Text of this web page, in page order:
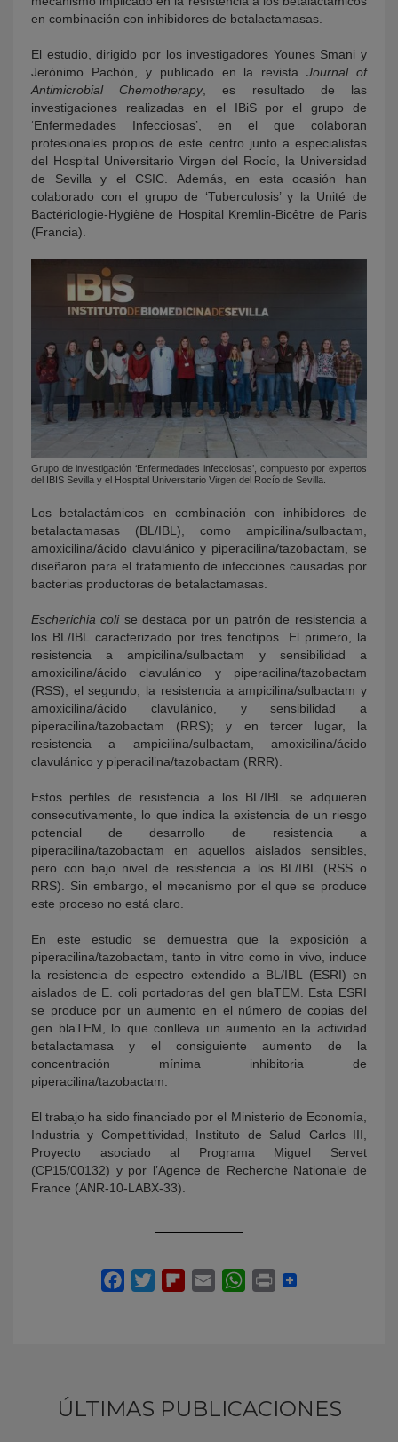
en combinación con inhibidores de betalactamasas.
El estudio, dirigido por los investigadores Younes Smani y
Jerónimo Pachón, y publicado en la revistaJournal of
Antimicrobial Chemotherapy, es resultado de las
investigaciones realizadas en el IBiS por el grupo de
‘Enfermedades Infecciosas’, en el que colaboran
profesionales propios de este centro junto a especialistas
del Hospital Universitario Virgen del Rocío, la Universidad
de Sevilla y el CSIC. Además, en esta ocasión han
colaborado con el grupo de ‘Tuberculosis’ y la Unité de
Bactériologie-Hygiène de Hospital Kremlin-Bicêtre de Paris
(Francia).
Grupo de investigación ‘Enfermedades infecciosas’, compuesto por expertos
del IBIS Sevilla y el Hospital Universitario Virgen del Rocío de Sevilla.
Los betalactámicos en combinación con inhibidores de
betalactamasas (BL/IBL), como ampicilina/sulbactam,
amoxicilina/ácido clavulánico y piperacilina/tazobactam, se
diseñaron para el tratamiento de infecciones causadas por
bacterias productoras de betalactamasas.
Escherichia colise destaca por un patrón de resistencia a
los BL/IBL caracterizado por tres fenotipos. El primero, la
resistencia a ampicilina/sulbactam y sensibilidad a
amoxicilina/ácido clavulánico y piperacilina/tazobactam
(RSS); el segundo, la resistencia a ampicilina/sulbactam y
amoxicilina/ácido clavulánico, y sensibilidad a
piperacilina/tazobactam (RRS); y en tercer lugar, la
resistencia a ampicilina/sulbactam, amoxicilina/ácido
clavulánico y piperacilina/tazobactam (RRR).
Estos perfiles de resistencia a los BL/IBL se adquieren
consecutivamente, lo que indica la existencia de un riesgo
potencial de desarrollo de resistencia a
piperacilina/tazobactam en aquellos aislados sensibles,
pero con bajo nivel de resistencia a los BL/IBL (RSS o
RRS). Sin embargo, el mecanismo por el que se produce
este proceso no está claro.
En este estudio se demuestra que la exposición a
piperacilina/tazobactam, tanto in vitro como in vivo, induce
la resistencia de espectro extendido a BL/IBL (ESRI) en
aislados de E. coli portadoras del gen blaTEM. Esta ESRI
se produce por un aumento en el número de copias del
gen blaTEM, lo que conlleva un aumento en la actividad
betalactamasa y el consiguiente aumento de la
concentración mínima inhibitoria de
piperacilina/tazobactam.
El trabajo ha sido financiado por el Ministerio de Economía,
Industria y Competitividad, Instituto de Salud Carlos III,
Proyecto asociado al Programa Miguel Servet
(CP15/00132) y por l’Agence de Recherche Nationale de
France (ANR-10-LABX-33).
ÚLTIMAS PUBLICACIONES